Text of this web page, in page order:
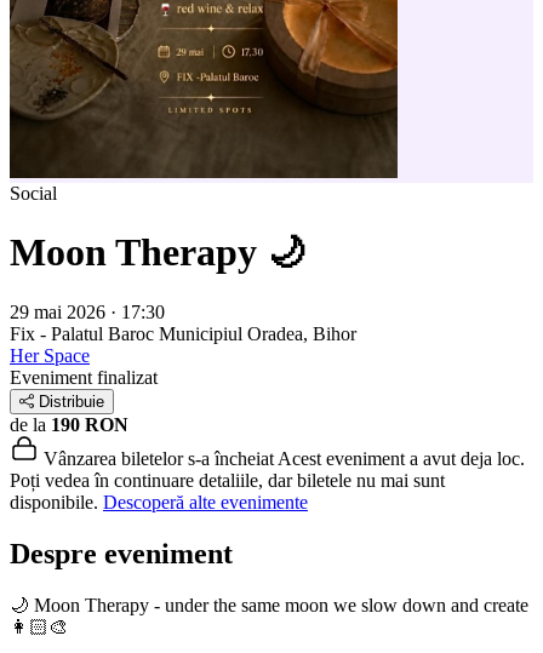
Social
Moon Therapy 🌙
29 mai 2026 · 17:30
Fix - Palatul Baroc Municipiul Oradea, Bihor
Her Space
Eveniment finalizat
Distribuie
de la 190 RON
Vânzarea biletelor s-a încheiat Acest eveniment a avut deja loc.
Poți vedea în continuare detaliile, dar biletele nu mai sunt
disponibile. Descoperă alte evenimente
Despre eveniment
🌙 Moon Therapy - under the same moon we slow down and create
👩🏻‍🎨